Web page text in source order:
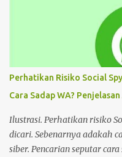
beragam kemudahan
keinginan. Namun sebelum
lebih baik untuk mengenal
Deface website bisa
keseluruhan. Mulai dari
iklan, mengubah konten di
Pada dasarnya, deface
Seperti menunjukkan
hanya kesenangan pribadi.
Perhatikan Risiko Social
Cara Sadap WA?
Ilustrasi. Perhatikan risiko
dicari. Sebenarnya adakah
siber. Pencarian seputar